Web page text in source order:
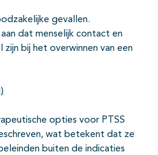
gevallen.
dat menselijk contact en
bij het overwinnen van een
opties voor PTSS
wat betekent dat ze
buiten de indicaties